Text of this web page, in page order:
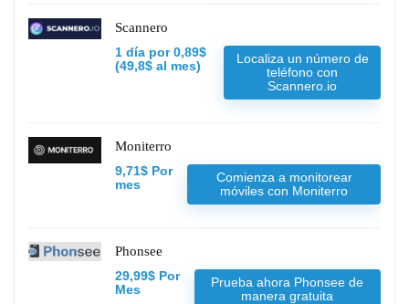
Scannero
1 día por 0,89$
(49,8$ al mes)
Localiza un número de
teléfono con
Scannero.io
Moniterro
9,71$ Por
mes
Comienza a monitorear
móviles con Moniterro
Phonsee
29,99$ Por
Mes
Prueba ahora Phonsee de
manera gratuita